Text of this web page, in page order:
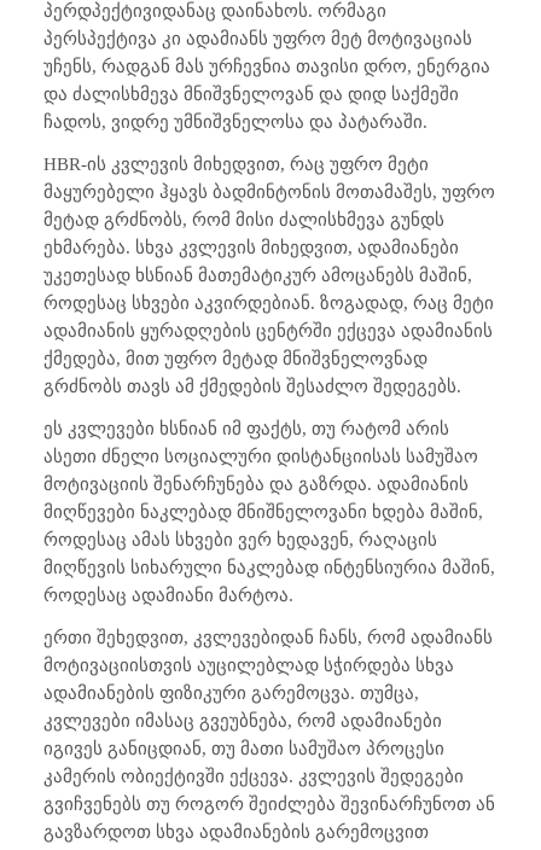
პერდპექტივიდანაც დაინახოს. ორმაგი
პერსპექტივა კი ადამიანს უფრო მეტ მოტივაციას
უჩენს, რადგან მას ურჩევნია თავისი დრო, ენერგია
და ძალისხმევა მნიშვნელოვან და დიდ საქმეში
ჩადოს, ვიდრე უმნიშვნელოსა და პატარაში.
HBR-ის კვლევის მიხედვით, რაც უფრო მეტი
მაყურებელი ჰყავს ბადმინტონის მოთამაშეს, უფრო
მეტად გრძნობს, რომ მისი ძალისხმევა გუნდს
ეხმარება. სხვა კვლევის მიხედვით, ადამიანები
უკეთესად ხსნიან მათემატიკურ ამოცანებს მაშინ,
როდესაც სხვები აკვირდებიან. ზოგადად, რაც მეტი
ადამიანის ყურადღების ცენტრში ექცევა ადამიანის
ქმედება, მით უფრო მეტად მნიშვნელოვნად
გრძნობს თავს ამ ქმედების შესაძლო შედეგებს.
ეს კვლევები ხსნიან იმ ფაქტს, თუ რატომ არის
ასეთი ძნელი სოციალური დისტანციისას სამუშაო
მოტივაციის შენარჩუნება და გაზრდა. ადამიანის
მიღწევები ნაკლებად მნიშნელოვანი ხდება მაშინ,
როდესაც ამას სხვები ვერ ხედავენ, რაღაცის
მიღწევის სიხარული ნაკლებად ინტენსიურია მაშინ,
როდესაც ადამიანი მარტოა.
ერთი შეხედვით, კვლევებიდან ჩანს, რომ ადამიანს
მოტივაციისთვის აუცილებლად სჭირდება სხვა
ადამიანების ფიზიკური გარემოცვა. თუმცა,
კვლევები იმასაც გვეუბნება, რომ ადამიანები
იგივეს განიცდიან, თუ მათი სამუშაო პროცესი
კამერის ობიექტივში ექცევა. კვლევის შედეგები
გვიჩვენებს თუ როგორ შეიძლება შევინარჩუნოთ ან
გავზარდოთ სხვა ადამიანების გარემოცვით